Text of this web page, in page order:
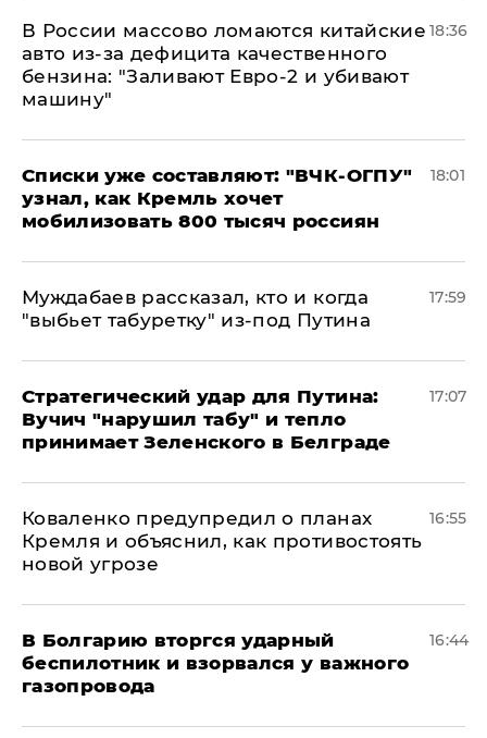
В России массово ломаются китайские
авто из-за дефицита качественного
бензина: "Заливают Евро-2 и убивают
машину"
18:36
Списки уже составляют: "ВЧК-ОГПУ"
узнал, как Кремль хочет
мобилизовать 800 тысяч россиян
18:01
Муждабаев рассказал, кто и когда
"выбьет табуретку" из-под Путина
17:59
Стратегический удар для Путина:
Вучич "нарушил табу" и тепло
принимает Зеленского в Белграде
17:07
Коваленко предупредил о планах
Кремля и объяснил, как противостоять
новой угрозе
16:55
В Болгарию вторгся ударный
беспилотник и взорвался у важного
газопровода
16:44